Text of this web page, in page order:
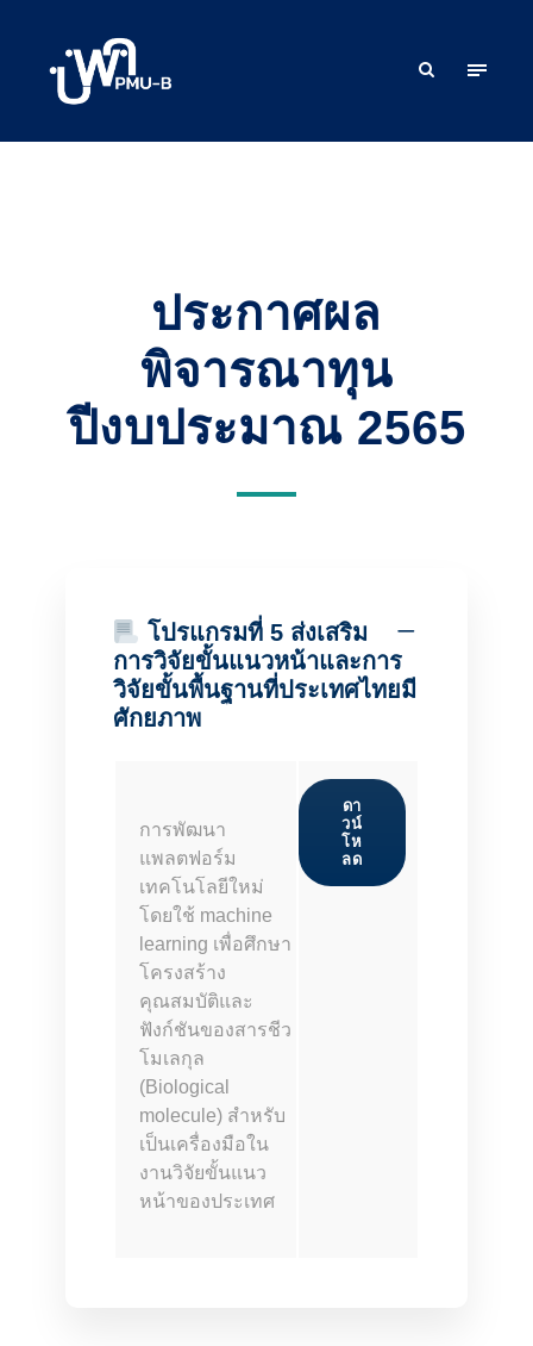
ประกาศผล
พิจารณาทุน
ปีงบประมาณ 2565
โปรแกรมที่ 5 ส่งเสริม
การวิจัยขั้นแนวหน้าและการ
วิจัยขั้นพื้นฐานที่ประเทศไทยมี
ศักยภาพ
การพัฒนา
แพลตฟอร์ม
เทคโนโลยีใหม่
โดยใช้ machine
learning เพื่อศึกษา
โครงสร้าง
คุณสมบัติและ
ฟังก์ชันของสารชีว
โมเลกุล
(Biological
molecule) สำหรับ
เป็นเครื่องมือใน
งานวิจัยขั้นแนว
หน้าของประเทศ
ดา
วน์
โห
ลด